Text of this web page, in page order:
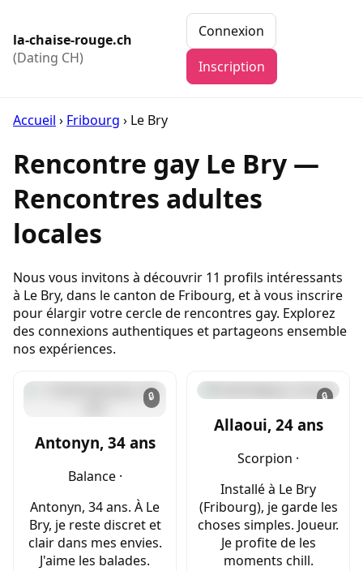
la-chaise-rouge.ch
(Dating CH)
Connexion
Inscription
Accueil › Fribourg › Le Bry
Rencontre gay Le Bry —
Rencontres adultes
locales
Nous vous invitons à découvrir 11 profils intéressants
à Le Bry, dans le canton de Fribourg, et à vous inscrire
pour élargir votre cercle de rencontres gay. Explorez
des connexions authentiques et partageons ensemble
nos expériences.
🔒
Antonyn, 34 ans
Balance ·
Antonyn, 34 ans. À Le
Bry, je reste discret et
clair dans mes envies.
J'aime les balades.
🔒
Allaoui, 24 ans
Scorpion ·
Installé à Le Bry
(Fribourg), je garde les
choses simples. Joueur.
Je profite de les
moments chill.